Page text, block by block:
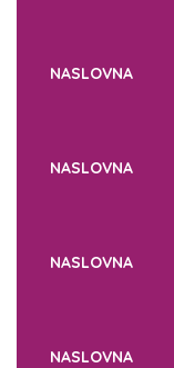
NASLOVNA
NASLOVNA
NASLOVNA
NASLOVNA